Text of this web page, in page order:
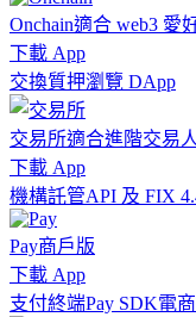
Onchain適合 web3 愛
下載 App
交換質押瀏覽 DApp
交易所適合進階交易人
下載 App
機構託管API 及 FIX
Pay商戶版
下載 App
支付終端Pay SDK電